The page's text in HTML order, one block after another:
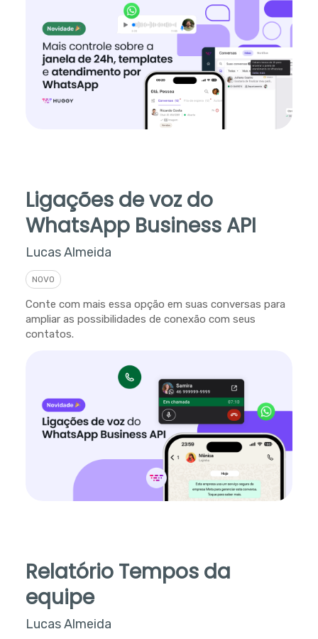
Ligações de voz do
WhatsApp Business API
Lucas Almeida
NOVO
Conte com mais essa opção em suas conversas para
ampliar as possibilidades de conexão com seus
contatos.
Relatório Tempos da
equipe
Lucas Almeida